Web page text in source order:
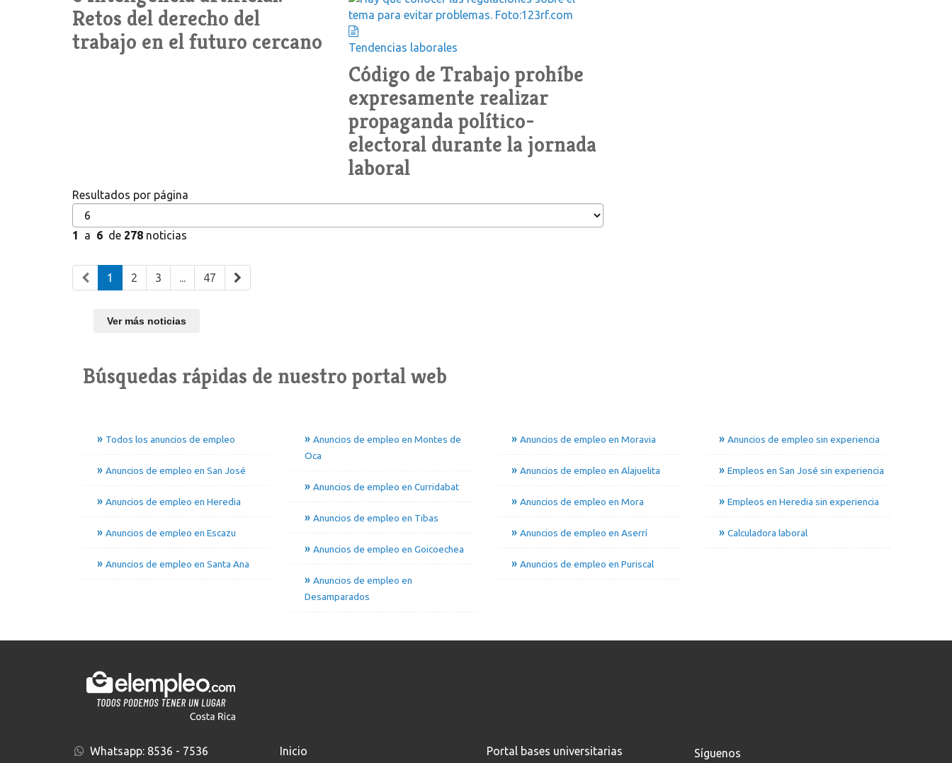
Retos del derecho del
trabajo en el futuro cercano
Tendencias laborales
Código de Trabajo prohíbe
expresamente realizar
propaganda político-
electoral durante la jornada
laboral
Resultados por página
1 a 6 de 278 noticias
1 2 3 ... 47
Ver más noticias
Búsquedas rápidas de nuestro portal web
Todos los anuncios de empleo
Anuncios de empleo en San José
Anuncios de empleo en Heredia
Anuncios de empleo en Escazu
Anuncios de empleo en Santa Ana
Anuncios de empleo en Montes de
Oca
Anuncios de empleo en Curridabat
Anuncios de empleo en Tibas
Anuncios de empleo en Goicoechea
Anuncios de empleo en
Desamparados
Anuncios de empleo en Moravia
Anuncios de empleo en Alajuelita
Anuncios de empleo en Mora
Anuncios de empleo en Aserrí
Anuncios de empleo en Puriscal
Anuncios de empleo sin experiencia
Empleos en San José sin experiencia
Empleos en Heredia sin experiencia
Calculadora laboral
Whatsapp: 8536 - 7536 Inicio Portal bases universitarias Síguenos